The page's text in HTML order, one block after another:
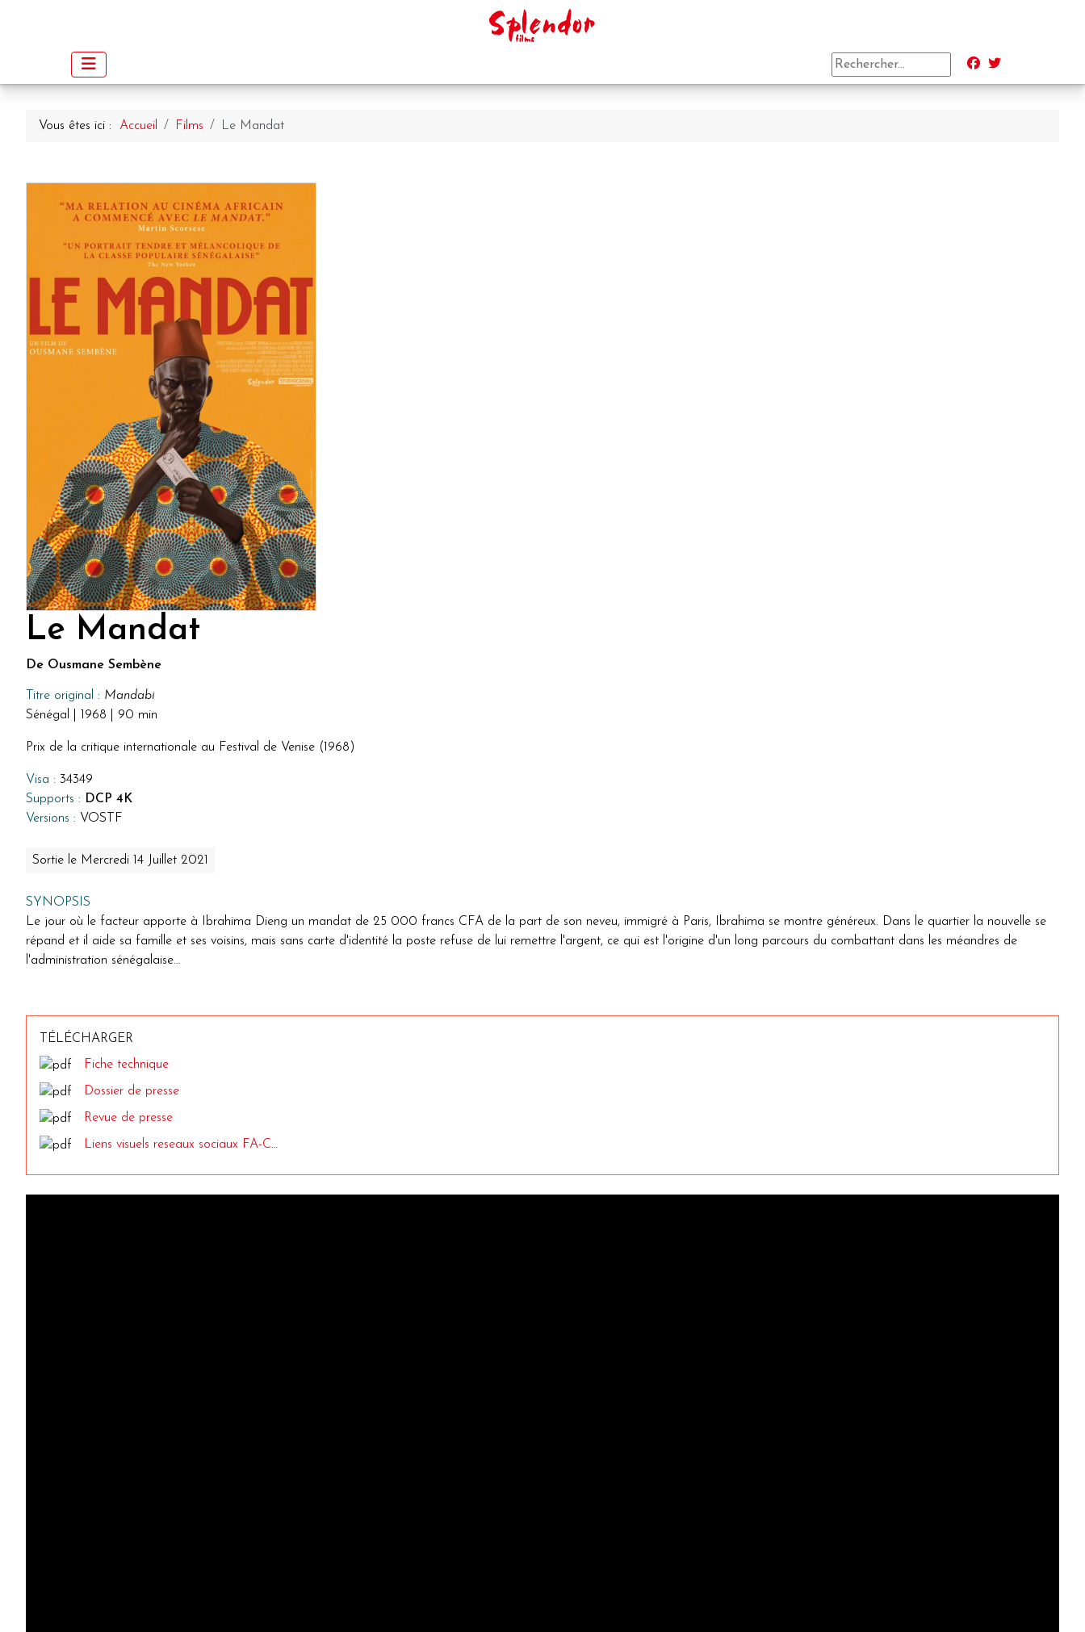
Vous êtes ici : Accueil Films Le Mandat
Le Mandat
De Ousmane Sembène
Titre original : Mandabi
Sénégal | 1968 | 90 min
Prix de la critique internationale au Festival de Venise (1968)
Visa : 34349
Supports : DCP 4K
Versions : VOSTF
Sortie le Mercredi 14 Juillet 2021
SYNOPSIS
Le jour où le facteur apporte à Ibrahima Dieng un mandat de 25 000 francs CFA de la part de son neveu, immigré à Paris, Ibrahima se montre généreux. Dans le quartier la nouvelle se
répand et il aide sa famille et ses voisins, mais sans carte d'identité la poste refuse de lui remettre l'argent, ce qui est l'origine d'un long parcours du combattant dans les méandres de
l'administration sénégalaise…
TÉLÉCHARGER
Fiche technique
Dossier de presse
Revue de presse
Liens visuels reseaux sociaux FA-Cartons DCP_Le-mandat.pdf